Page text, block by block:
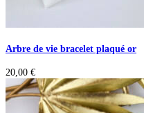
Arbre de vie bracelet plaqué or
20,00 €